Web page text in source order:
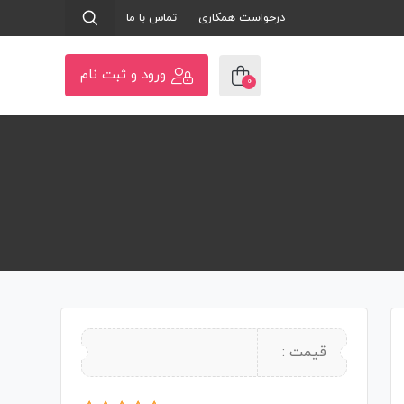
درخواست همکاری تماس با ما
0 ورود و ثبت نام
قیمت :